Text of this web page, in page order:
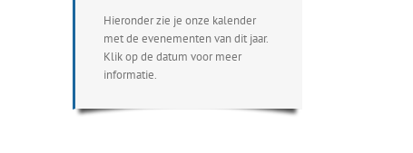
Hieronder zie je onze kalender
met de evenementen van dit jaar.
Klik op de datum voor meer
informatie.